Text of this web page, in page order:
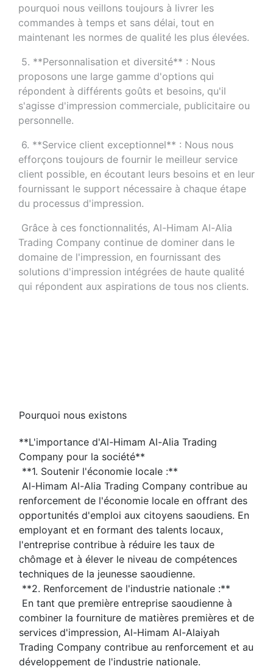
pourquoi nous veillons toujours à livrer les
commandes à temps et sans délai, tout en
maintenant les normes de qualité les plus élevées.
proposons une large gamme d'options qui
répondent à différents goûts et besoins, qu'il
s'agisse d'impression commerciale, publicitaire ou
personnelle.
efforçons toujours de fournir le meilleur service
client possible, en écoutant leurs besoins et en leur
fournissant le support nécessaire à chaque étape
du processus d'impression.
Trading Company continue de dominer dans le
domaine de l'impression, en fournissant des
solutions d'impression intégrées de haute qualité
qui répondent aux aspirations de tous nos clients.
Pourquoi nous existons
**L'importance d'Al-Himam Al-Alia Trading
Company pour la société**
**1. Soutenir l'économie locale :**
renforcement de l'économie locale en offrant des
opportunités d'emploi aux citoyens saoudiens. En
employant et en formant des talents locaux,
l'entreprise contribue à réduire les taux de
chômage et à élever le niveau de compétences
techniques de la jeunesse saoudienne.
**2. Renforcement de l'industrie nationale :**
combiner la fourniture de matières premières et de
services d'impression, Al-Himam Al-Alaiyah
Trading Company contribue au renforcement et au
développement de l'industrie nationale.